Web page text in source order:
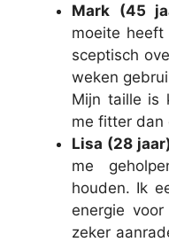
Mark (45
moeite
sceptisch
weken
Mijn taille is
me fitter dan
Lisa (28
me
houden. Ik
energie
zeker